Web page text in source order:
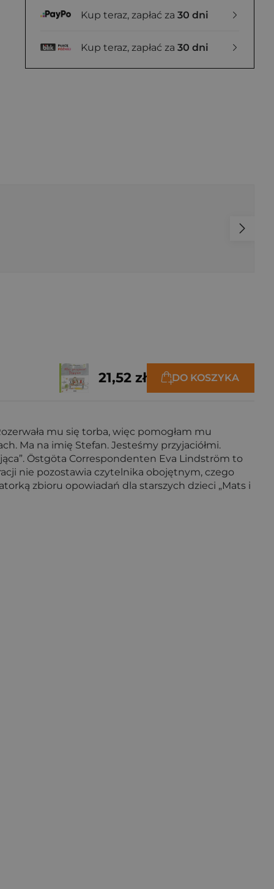
Kup teraz, zapłać za 30 dni
Kup teraz, zapłać za 30 dni
21,52 zł DO KOSZYKA
mu się torba, więc pomogłam mu
Ma na imię Stefan. Jesteśmy przyjaciółmi.
Östgöta Correspondenten Eva Lindström to
nie pozostawia czytelnika obojętnym, czego
zbioru opowiadań dla starszych dzieci „Mats i